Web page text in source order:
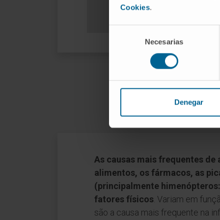
Cookies.
consentimiento
Necesarias
Denegar
As causas mais frequentes de
alimentos, os fármacos, as
(principalmente
fatores físicos . Variam em
são a causa mais frequente na